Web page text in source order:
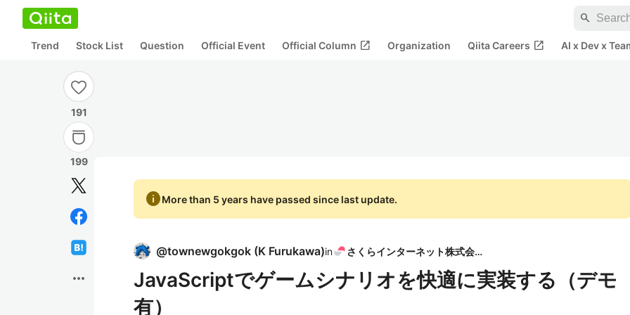
search
Trend Stock List Question Official Event Official Column open_in_new Organization Qiita Careers open_in_new AI x Dev x
191
199
more_horiz
infoMore than 5 years have passed since last update.
@townewgokgok (K Furukawa)in さくらインターネット株式会社
JavaScriptでゲームシナリオを快適に実装する（デモ
有）